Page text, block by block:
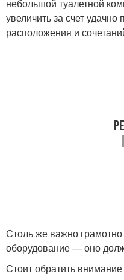
небольшой туалетной
увеличить за счет
расположения и
Столь же важно
оборудование — оно
Стоит обратить